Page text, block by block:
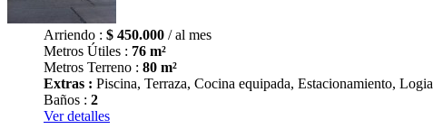
Arriendo : $ 450.000 / al mes
Metros Útiles : 76 m²
Metros Terreno : 80 m²
Extras : Piscina, Terraza, Cocina equipada, Estacionamiento, Logia
Baños : 2
Ver detalles